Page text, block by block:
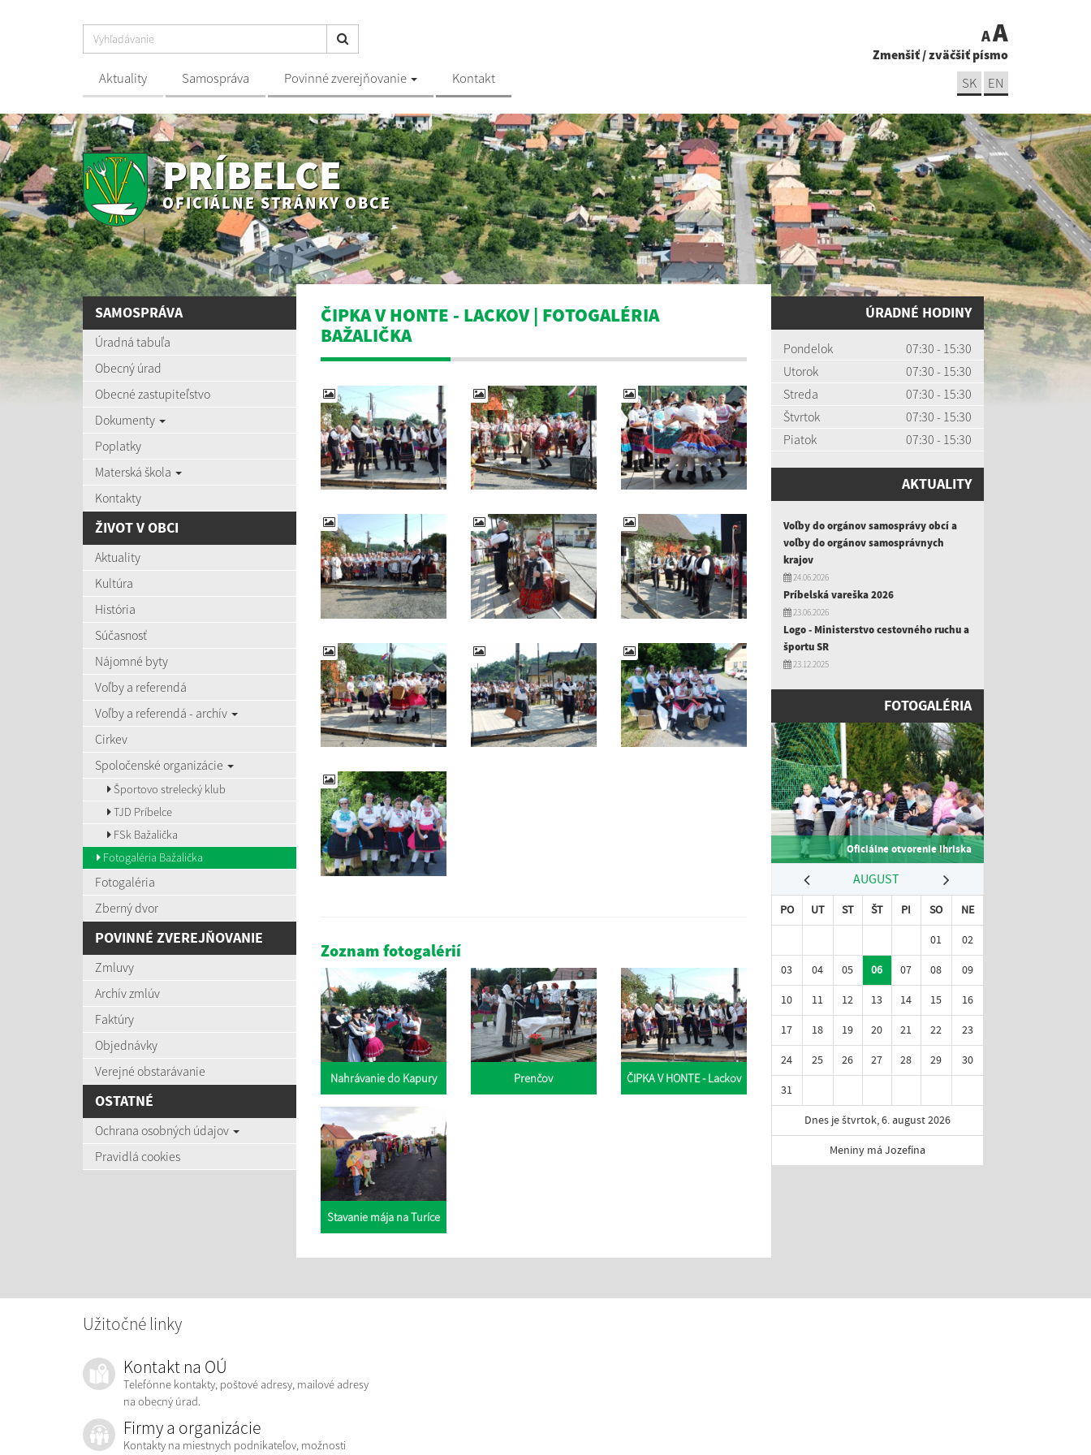
Aktuality Samospráva Povinné zverejňovanie Kontakt
AA
Zmenšiť/zväčšiť písmo
SK EN
PRÍBELCE
OFICIÁLNE STRÁNKY OBCE
SAMOSPRÁVA
Úradná tabuľa
Obecný úrad
Obecné zastupiteľstvo
Dokumenty
Poplatky
Materská škola
Kontakty
ŽIVOT V OBCI
Aktuality
Kultúra
História
Súčasnosť
Nájomné byty
Voľby a referendá
Voľby a referendá - archív
Cirkev
Spoločenské organizácie
Športovo strelecký klub
TJD Príbelce
FSk Bažalička
Fotogaléria Bažalička
Fotogaléria
Zberný dvor
POVINNÉ ZVEREJŇOVANIE
Zmluvy
Archív zmlúv
Faktúry
Objednávky
Verejné obstarávanie
OSTATNÉ
Ochrana osobných údajov
Pravidlá cookies
ČIPKA V HONTE - LACKOV | FOTOGALÉRIA
BAŽALIČKA
Zoznam fotogalérií
Nahrávanie do Kapury Prenčov ČIPKA V HONTE - Lackov
Stavanie mája na Turíce
ÚRADNÉ HODINY
Pondelok
07:30 - 15:30
Utorok
07:30 - 15:30
Streda
07:30 - 15:30
Štvrtok
07:30 - 15:30
Piatok
07:30 - 15:30
AKTUALITY
Voľby do orgánov samosprávy obcí a
voľby do orgánov samosprávnych
krajov
24.06.2026
Príbelská vareška 2026
23.06.2026
Logo - Ministerstvo cestovného ruchu a
športu SR
23.12.2025
FOTOGALÉRIA
Oficiálne otvorenie ihriska
AUGUST
PO UT ST ŠT PI SO
NE
01
02
03
04 05 06 07 08
09
10
11 12 13 14 15
16
17
18 19 20 21 22
23
24
25 26 27 28 29
30
31
Dnes je štvrtok, 6. august 2026
Meniny má Jozefína
Užitočné linky
Kontakt na OÚ
Telefónne kontakty, poštové adresy, mailové adresy
na obecný úrad.
Firmy a organizácie
Kontakty na miestnych podnikateľov, možnosti